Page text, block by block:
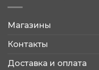
Магазины
Контакты
Доставка и оплата